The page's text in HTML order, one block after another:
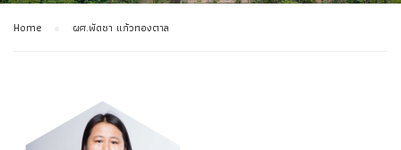
Home ผศ.พัดชา แก้วทองตาล